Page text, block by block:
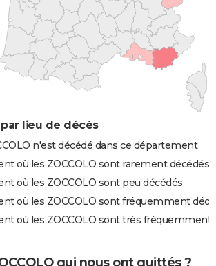
par lieu de décès
n'est décédé dans ce département
où les ZOCCOLO sont rarement décédés
où les ZOCCOLO sont peu décédés
où les ZOCCOLO sont fréquemment
où les ZOCCOLO sont très fréquemment
qui nous ont quittés ?